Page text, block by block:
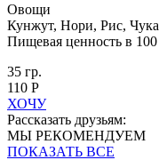
Овощи
Кунжут, Нори, Рис,
Пищевая ценность в 100
35 гр.
110 Р
ХОЧУ
Рассказать друзьям:
МЫ РЕКОМЕНДУЕМ
ПОКАЗАТЬ ВСЕ